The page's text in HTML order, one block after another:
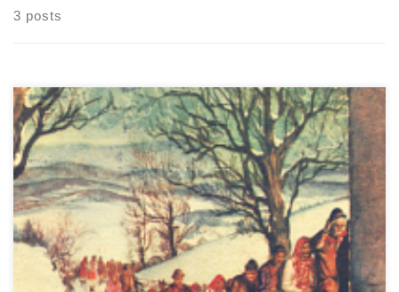
3 posts
„Pred nama je Božić, blagdan kojim slavimo rođenje Isusa Krista i
čiji dolazak iščekujemo s ljubavlju, radosna srca i puni vjere i
optimizma. Božić je simbol svjetla s dubokim duhovnim
značenjem – svjetlo pobjede nad tamom, svjetlo dobra koji
pobjeđuje zlo, svjetlo ljubavi koji nadvladava mržnju i svjetlo
života koji […]